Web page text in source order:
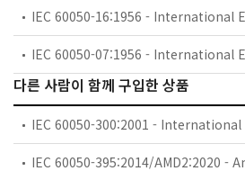
다른 사람이 함께 구입한 상품